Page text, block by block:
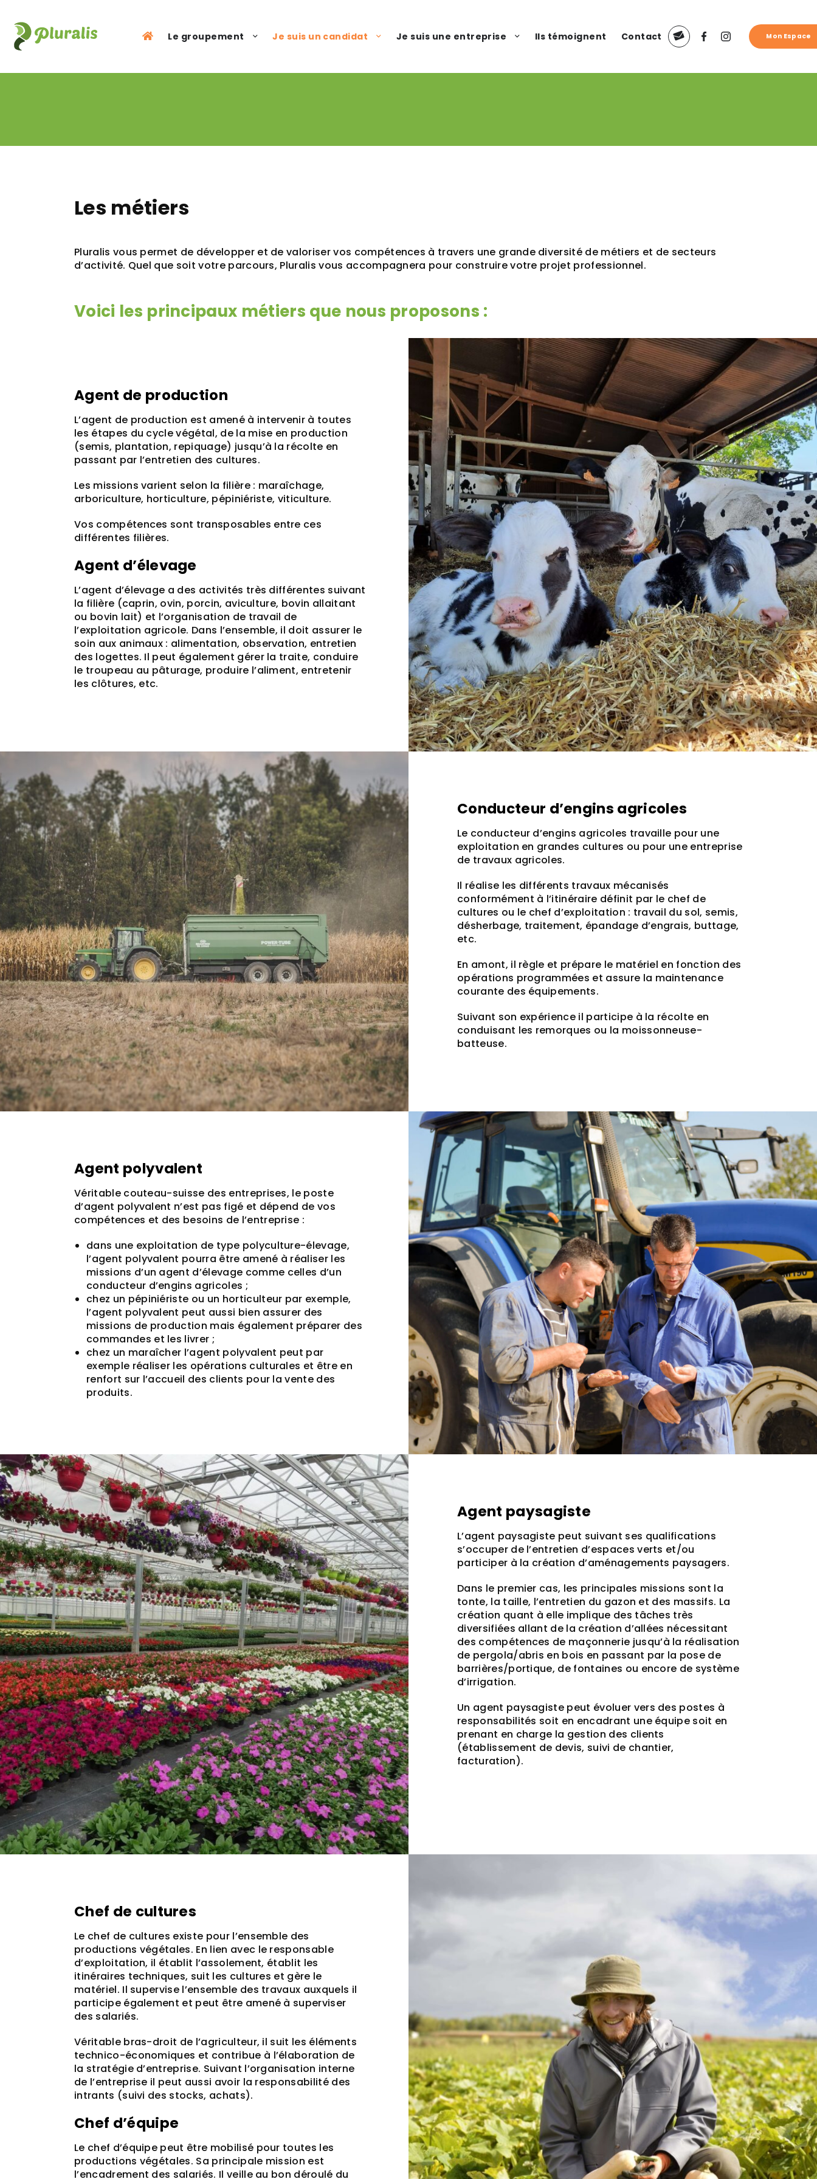
Le groupement Je suis un candidat Je suis une entreprise Ils témoignent Contact Mon Espace
Les métiers
Pluralis vous permet de développer et de valoriser vos compétences à travers une grande diversité de métiers et de secteurs
d’activité. Quel que soit votre parcours, Pluralis vous accompagnera pour construire votre projet professionnel.
Voici les principaux métiers que nous proposons :
Agent de production
L’agent de production est amené à intervenir à toutes
les étapes du cycle végétal, de la mise en production
(semis, plantation, repiquage) jusqu’à la récolte en
passant par l’entretien des cultures.
Les missions varient selon la filière : maraîchage,
arboriculture, horticulture, pépiniériste, viticulture.
Vos compétences sont transposables entre ces
différentes filières.
Agent d’élevage
L’agent d’élevage a des activités très différentes suivant
la filière (caprin, ovin, porcin, aviculture, bovin allaitant
ou bovin lait) et l’organisation de travail de
l’exploitation agricole. Dans l’ensemble, il doit assurer le
soin aux animaux : alimentation, observation, entretien
des logettes. Il peut également gérer la traite, conduire
le troupeau au pâturage, produire l’aliment, entretenir
les clôtures, etc.
Conducteur d’engins agricoles
Le conducteur d’engins agricoles travaille pour une
exploitation en grandes cultures ou pour une entreprise
de travaux agricoles.
Il réalise les différents travaux mécanisés
conformément à l’itinéraire définit par le chef de
cultures ou le chef d’exploitation : travail du sol, semis,
désherbage, traitement, épandage d’engrais, buttage,
etc.
En amont, il règle et prépare le matériel en fonction des
opérations programmées et assure la maintenance
courante des équipements.
Suivant son expérience il participe à la récolte en
conduisant les remorques ou la moissonneuse-
batteuse.
Agent polyvalent
Véritable couteau-suisse des entreprises, le poste
d’agent polyvalent n’est pas figé et dépend de vos
compétences et des besoins de l’entreprise :
dans une exploitation de type polyculture-élevage,
l’agent polyvalent pourra être amené à réaliser les
missions d’un agent d’élevage comme celles d’un
conducteur d’engins agricoles ;
chez un pépiniériste ou un horticulteur par exemple,
l’agent polyvalent peut aussi bien assurer des
missions de production mais également préparer des
commandes et les livrer ;
chez un maraîcher l’agent polyvalent peut par
exemple réaliser les opérations culturales et être en
renfort sur l’accueil des clients pour la vente des
produits.
Agent paysagiste
L’agent paysagiste peut suivant ses qualifications
s’occuper de l’entretien d’espaces verts et/ou
participer à la création d’aménagements paysagers.
Dans le premier cas, les principales missions sont la
tonte, la taille, l’entretien du gazon et des massifs. La
création quant à elle implique des tâches très
diversifiées allant de la création d’allées nécessitant
des compétences de maçonnerie jusqu’à la réalisation
de pergola/abris en bois en passant par la pose de
barrières/portique, de fontaines ou encore de système
d’irrigation.
Un agent paysagiste peut évoluer vers des postes à
responsabilités soit en encadrant une équipe soit en
prenant en charge la gestion des clients
(établissement de devis, suivi de chantier,
facturation).
Chef de cultures
Le chef de cultures existe pour l’ensemble des
productions végétales. En lien avec le responsable
d’exploitation, il établit l’assolement, établit les
itinéraires techniques, suit les cultures et gère le
matériel. Il supervise l’ensemble des travaux auxquels il
participe également et peut être amené à superviser
des salariés.
Véritable bras-droit de l’agriculteur, il suit les éléments
technico-économiques et contribue à l’élaboration de
la stratégie d’entreprise. Suivant l’organisation interne
de l’entreprise il peut aussi avoir la responsabilité des
intrants (suivi des stocks, achats).
Chef d’équipe
Le chef d’équipe peut être mobilisé pour toutes les
productions végétales. Sa principale mission est
l’encadrement des salariés. Il veille au bon déroulé du